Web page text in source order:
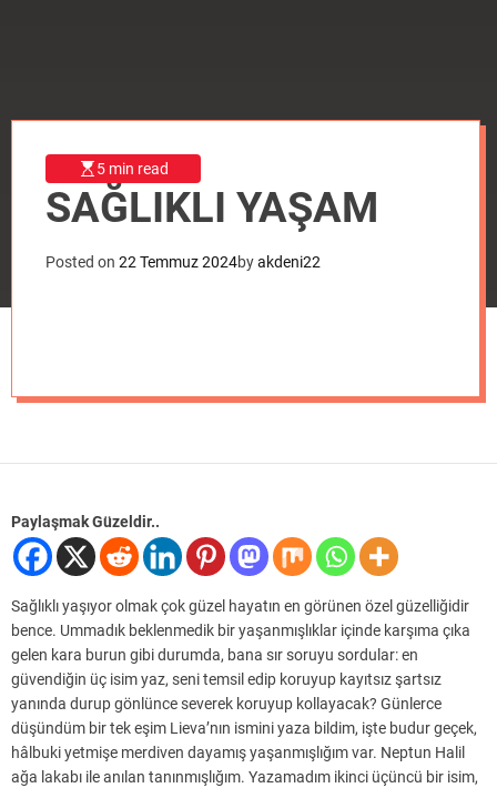
5 min read
SAĞLIKLI YAŞAM
Posted on 22 Temmuz 2024byakdeni22
Paylaşmak Güzeldir..
Sağlıklı yaşıyor olmak çok güzel hayatın en görünen özel güzelliğidir
bence. Ummadık beklenmedik bir yaşanmışlıklar içinde karşıma çıka
gelen kara burun gibi durumda, bana sır soruyu sordular: en
güvendiğin üç isim yaz, seni temsil edip koruyup kayıtsız şartsız
yanında durup gönlünce severek koruyup kollayacak? Günlerce
düşündüm bir tek eşim Lieva’nın ismini yaza bildim, işte budur geçek,
hâlbuki yetmişe merdiven dayamış yaşanmışlığım var. Neptun Halil
ağa lakabı ile anılan tanınmışlığım. Yazamadım ikinci üçüncü bir isim,